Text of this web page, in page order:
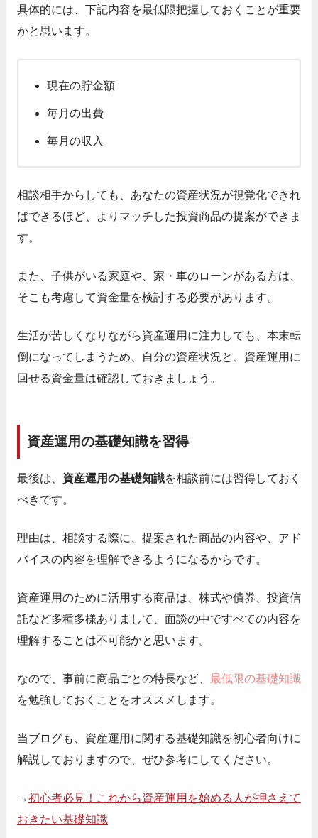
具体的には、下記内容を最低限把握しておくことが重要
かと思います。
現在の貯金額
毎月の出費
毎月の収入
相談相手からしても、あなたの資産状況が視覚化できれ
ばできるほど、よりマッチした投資商品の提案ができま
す。
また、子供がいる家庭や、家・車のローンがある方は、
そこも考慮して資金量を検討する必要があります。
生活が苦しくなりながら資産運用に注力しても、本末転
倒になってしまうため、自分の資産状況と、資産運用に
回せる資金量は確認しておきましょう。
資産運用の基礎知識を習得
最後は、 資産運用の基礎知識を相談前には習得しておく
べきです。
理由は、相談する際に、提案された商品の内容や、アド
バイスの内容を理解できるようになるからです。
資産運用のために活用する商品は、株式や債券、投資信
託など多種多様ありまして、面談の中ですべての内容を
理解することは不可能かと思います。
なので、事前に商品ごとの特長など、 最低限の基礎知識
を勉強しておくことをオススメします。
当ブログも、資産運用に関する基礎知識を初心者向けに
解説しておりますので、ぜひ参考にしてください。
→初心者必見！これから資産運用を始める人が押さえて
おきたい基礎知識